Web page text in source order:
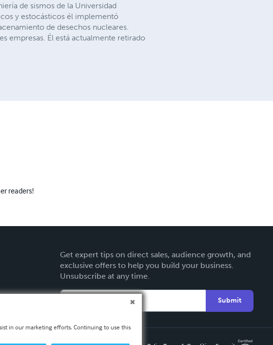
de sismos de la Universidad
y estocásticos él implementó
de desechos nucleares.
empresas. Él está actualmente retirado
readers!
Get expert tips on direct sales, audience growth, and
exclusive offers to help you build your business.
Unsubscribe at any time.
Submit
in our marketing efforts. Continuing to use this